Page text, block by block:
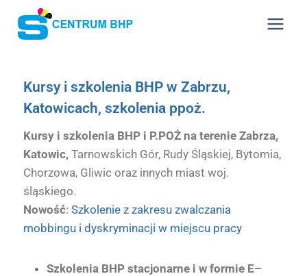
Kursy i szkolenia BHP w Zabrzu,
Katowicach, szkolenia ppoż.
Kursy i szkolenia BHP i P.POŻ na terenie Zabrza,
Katowic, Tarnowskich Gór, Rudy Śląskiej, Bytomia,
Chorzowa, Gliwic oraz innych miast woj.
śląskiego.
Nowość: Szkolenie z zakresu zwalczania
mobbingu i dyskryminacji w miejscu pracy
Szkolenia BHP stacjonarne i w formie E–